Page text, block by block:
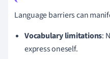
Language barriers can
Vocabulary limitations:
express oneself.